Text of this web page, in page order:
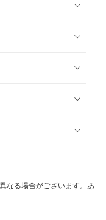
なる場合がございます。あ